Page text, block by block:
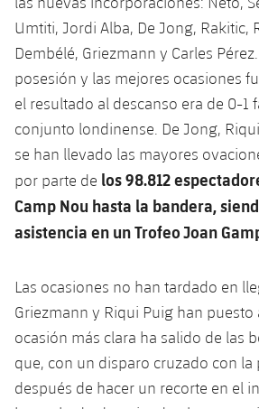
Ciutat Esportiva
La Masia
plusicon
más
Servicios
Servicios Médicos
Accesibilidad
plusicon
más
Acreditaciones
Instalaciones
SUB9 B
SUB8 A
SUB8 B
Historia
Palmarés
Mini
Clasificaciones
Jugadores
Fotos
Historia
Palmarés
Clasificaciones
Fotos
Cadete A
Cadete B
Infantil B
Actualidad
Calendario
Entradas
Resultados
Clasificaciones
Fotos
Historia
Barça Atlètic
plusicon
más
Actualidad
Calendario
Resultados
Base
plusicon
más
Actualidad
Juvenil
Cadete
Alevín
Campus Verano
PLUSICON
MÁS
Primer equipo
plusicon
más
Actualidad
Calendario
Entradas
Barça Atlètic
plusicon
más
Actualidad
Calendario
Base
plusicon
más
Actualidad
Campus Verano
Umtiti, Jordi Alba, De Jong, Rakitic,
Dembélé, Griezmann y Carles
posesión y las mejores ocasiones
el resultado al descanso era de 0-1
conjunto londinense. De Jong,
se han llevado las mayores
por parte de los 98.812
Camp Nou hasta la bandera,
asistencia en un Trofeo Joan
Las ocasiones no han tardado en
Griezmann y Riqui Puig han puesto
ocasión más clara ha salido de las
que, con un disparo cruzado con la
después de hacer un recorte en el